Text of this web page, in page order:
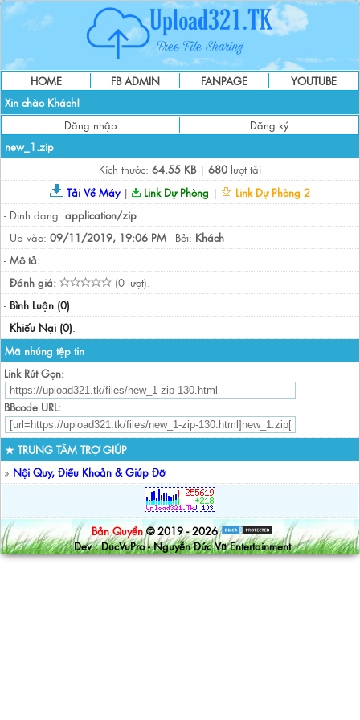
HOME FB ADMIN FANPAGE
YOUTUBE
Xin chào Khách!
Đăng nhập
Đăng ký
new_1.zip
Kích thước: 64.55 KB| 680 lượt tải
Tải Về Máy| Link Dự Phòng |
Link Dự Phòng 2
- Định dạng: application/zip
- Up vào: 09/11/2019, 19:06 PM - Bởi: Khách
- Mô tả:
- Đánh giá:
(0 lượt).
- Bình Luận (0).
- Khiếu Nại (0).
Mã nhúng tệp tin
Link Rút Gọn:
BBcode URL:
★ TRUNG TÂM TRỢ GIÚP
» Nội Quy, Điều Khoản & Giúp Đỡ
Bản Quyền © 2019 - 2026
Dev : DucVuPro - Nguyễn Đức Vũ Entertainment